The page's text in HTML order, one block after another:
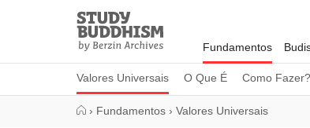
Study
Buddhism
Home
Fundamentos
Valores Universais O Que É Como Fazer?
› Fundamentos › Valores Universais